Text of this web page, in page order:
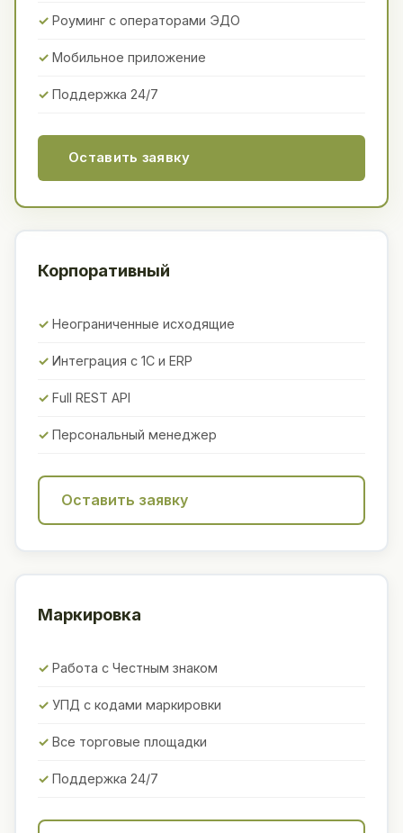
Роуминг с операторами ЭДО
Мобильное приложение
Поддержка 24/7
Оставить заявку
Корпоративный
Неограниченные исходящие
Интеграция с 1С и ERP
Full REST API
Персональный менеджер
Оставить заявку
Маркировка
Работа с Честным знаком
УПД с кодами маркировки
Все торговые площадки
Поддержка 24/7